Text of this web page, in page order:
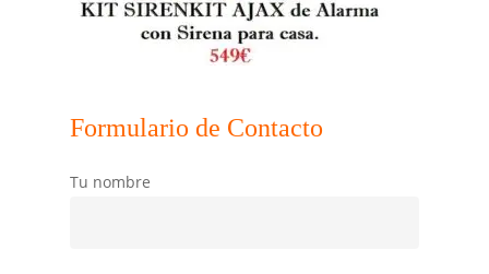
Formulario de Contacto
Tu nombre